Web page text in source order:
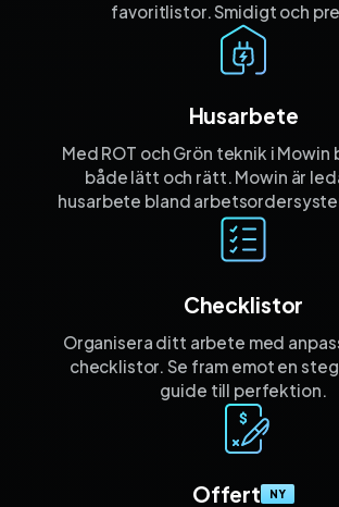
favorit­listor. Smidigt och
Husarbete
Med ROT och Grön teknik i
både lätt och rätt. Mowin är
husarbete bland
Checklistor
Organisera ditt arbete med
checklistor. Se fram emot en
guide till perfektion.
Offert NY